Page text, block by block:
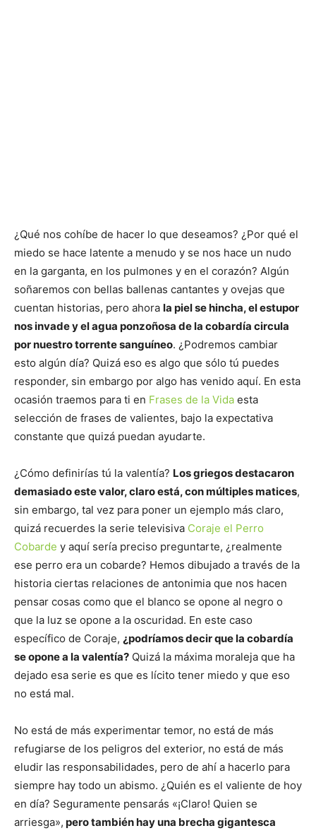
¿Qué nos cohíbe de hacer lo que deseamos? ¿Por qué el
miedo se hace latente a menudo y se nos hace un nudo
en la garganta, en los pulmones y en el corazón? Algún
soñaremos con bellas ballenas cantantes y ovejas que
cuentan historias, pero ahora la piel se hincha, el estupor
nos invade y el agua ponzoñosa de la cobardía circula
por nuestro torrente sanguíneo. ¿Podremos cambiar
esto algún día? Quizá eso es algo que sólo tú puedes
responder, sin embargo por algo has venido aquí. En esta
ocasión traemos para ti en Frases de la Vida esta
selección de frases de valientes, bajo la expectativa
constante que quizá puedan ayudarte.
¿Cómo definirías tú la valentía? Los griegos destacaron
demasiado este valor, claro está, con múltiples matices,
sin embargo, tal vez para poner un ejemplo más claro,
quizá recuerdes la serie televisiva Coraje el Perro
Cobarde y aquí sería preciso preguntarte, ¿realmente
ese perro era un cobarde? Hemos dibujado a través de la
historia ciertas relaciones de antonimia que nos hacen
pensar cosas como que el blanco se opone al negro o
que la luz se opone a la oscuridad. En este caso
específico de Coraje, ¿podríamos decir que la cobardía
se opone a la valentía? Quizá la máxima moraleja que ha
dejado esa serie es que es lícito tener miedo y que eso
no está mal.
No está de más experimentar temor, no está de más
refugiarse de los peligros del exterior, no está de más
eludir las responsabilidades, pero de ahí a hacerlo para
siempre hay todo un abismo. ¿Quién es el valiente de hoy
en día? Seguramente pensarás «¡Claro! Quien se
arriesga», pero también hay una brecha gigantesca